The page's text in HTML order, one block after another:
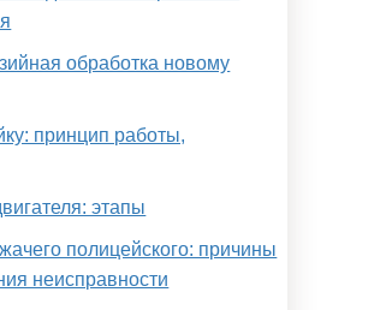
обработка новому
принцип работы,
этапы
полицейского: причины
неисправности